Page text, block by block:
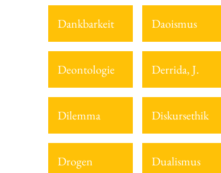
Dankbarkeit Daoismus
Deontologie Derrida, J.
Dilemma Diskursethik
Drogen Dualismus